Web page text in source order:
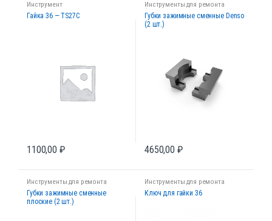
Инструмент
Гайка 36 — TS27C
1100,00 ₽
Инструменты для ремонта
форсунок
Губки зажимные сменные Denso
(2 шт.)
4650,00 ₽
Инструменты для ремонта
форсунок
Губки зажимные сменные
плоские (2 шт.)
Инструменты для ремонта
форсунок
Ключ для гайки 36